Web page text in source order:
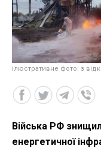
ілюстративне фото: з
Війська РФ
енергетичної